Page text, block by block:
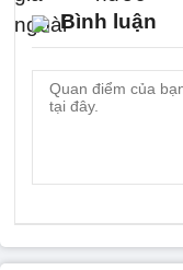
Bình luận